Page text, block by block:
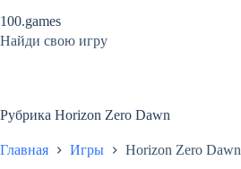
к
сути
100.games
Найди свою игру
Рубрика Horizon Zero Dawn
Главная Игры Horizon Zero Dawn